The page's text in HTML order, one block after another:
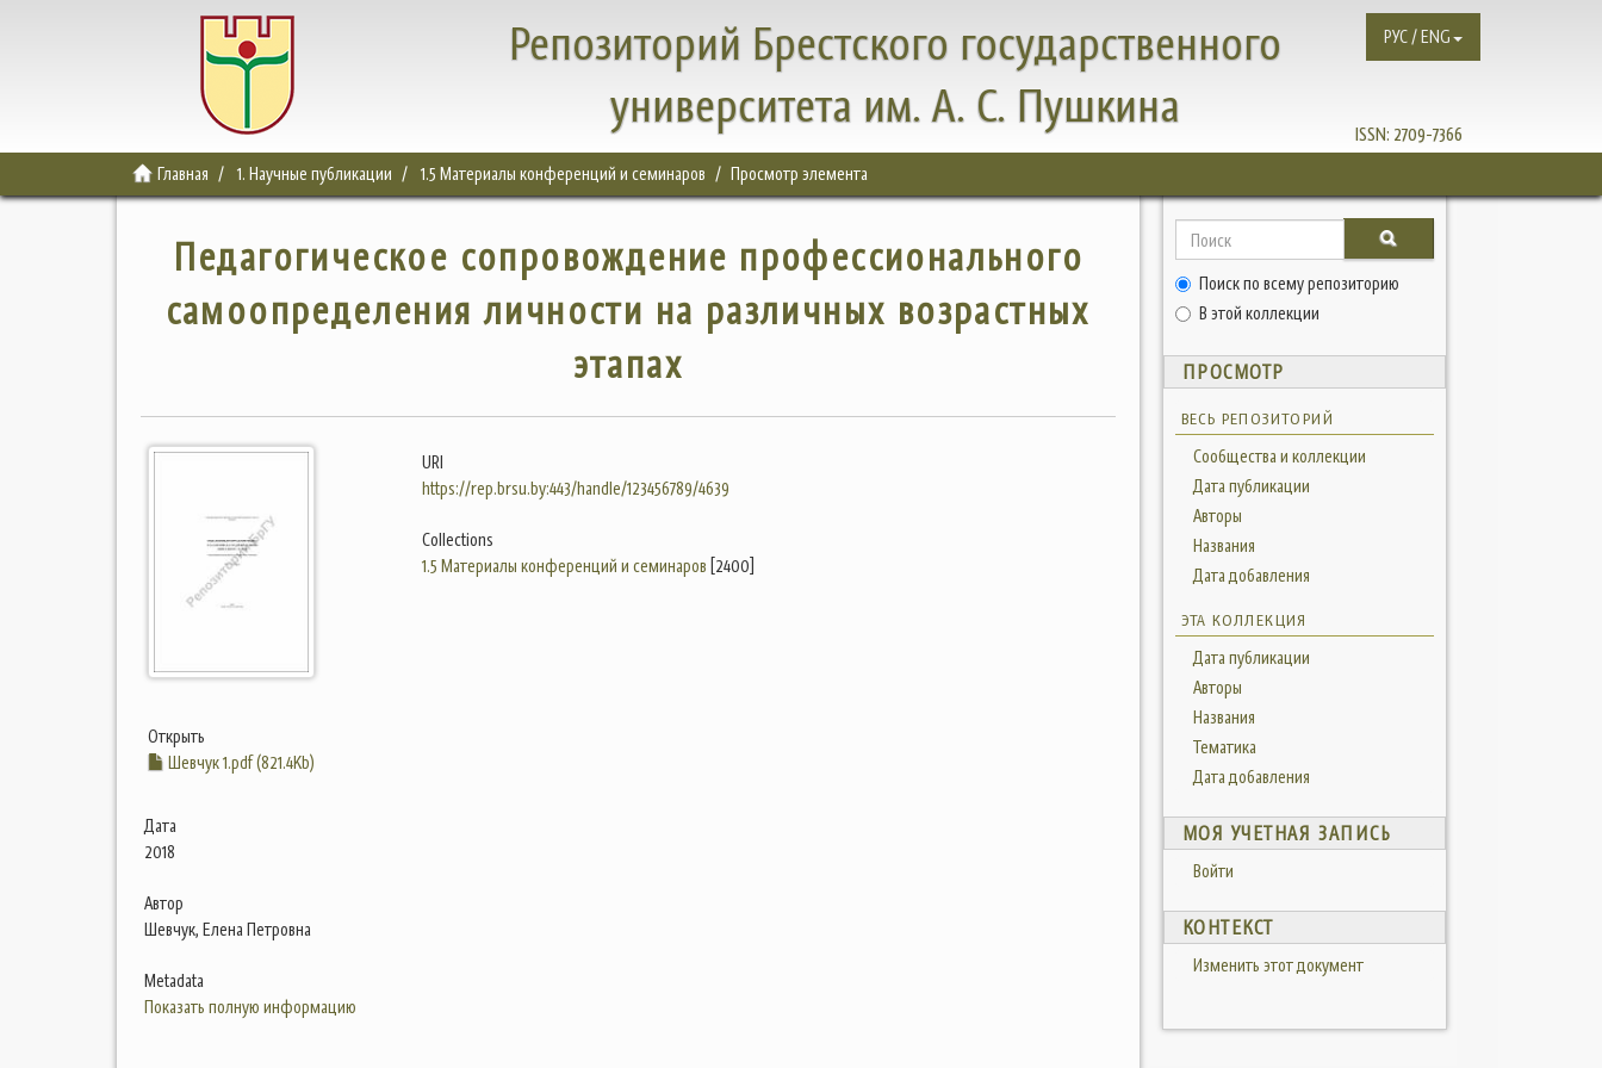
Репозиторий Брестского государственного
университета им. А. С. Пушкина
ISSN: 2709-7366
РУС / ENG
Главная 1. Научные публикации 1.5 Материалы конференций и семинаров Просмотр элемента
Педагогическое сопровождение профессионального
самоопределения личности на различных возрастных
этапах
Открыть
Шевчук 1.pdf (821.4Kb)
Дата
2018
Автор
Шевчук, Елена Петровна
Metadata
Показать полную информацию
URI
https://rep.brsu.by:443/handle/123456789/4639
Collections
1.5 Материалы конференций и семинаров [2400]
Поиск по всему репозиторию
В этой коллекции
ПРОСМОТР
ВЕСЬ РЕПОЗИТОРИЙ
Сообщества и коллекции
Дата публикации
Авторы
Названия
Дата добавления
ЭТА КОЛЛЕКЦИЯ
Дата публикации
Авторы
Названия
Тематика
Дата добавления
МОЯ УЧЕТНАЯ ЗАПИСЬ
Войти
КОНТЕКСТ
Изменить этот документ